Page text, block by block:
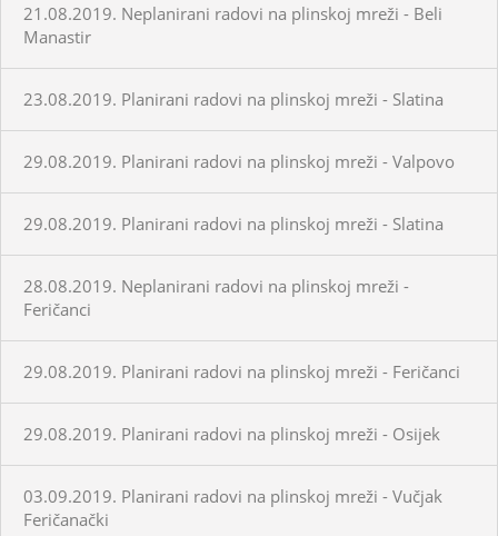
21.08.2019. Neplanirani radovi na plinskoj mreži - Beli
Manastir
23.08.2019. Planirani radovi na plinskoj mreži - Slatina
29.08.2019. Planirani radovi na plinskoj mreži - Valpovo
29.08.2019. Planirani radovi na plinskoj mreži - Slatina
28.08.2019. Neplanirani radovi na plinskoj mreži -
Feričanci
29.08.2019. Planirani radovi na plinskoj mreži - Feričanci
29.08.2019. Planirani radovi na plinskoj mreži - Osijek
03.09.2019. Planirani radovi na plinskoj mreži - Vučjak
Feričanački